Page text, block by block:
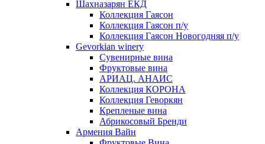
Шахназарян ЕКД
Коллекция Гаясон
Коллекция Гаясон п/у
Коллекция Гаясон Новогодняя п/у
Gevorkian winery
Сувенирные вина
Фруктовые вина
АРИАЦ. АНАИС
Коллекция КОРОНА
Коллекция Геворкян
Крепленые вина
Абрикосовый Бренди
Армения Вайн